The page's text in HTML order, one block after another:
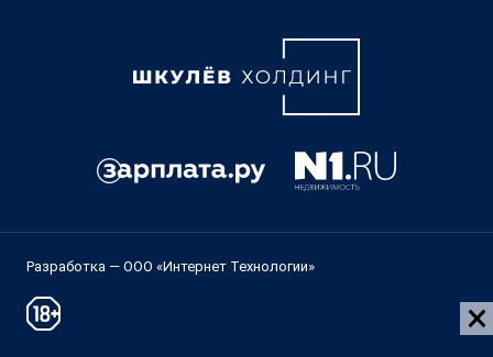
Разработка — ООО «Интернет Технологии»